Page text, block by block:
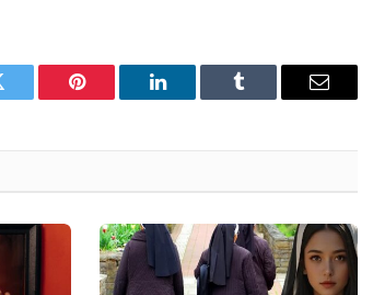
Pinterest LinkedIn Tumblr Email